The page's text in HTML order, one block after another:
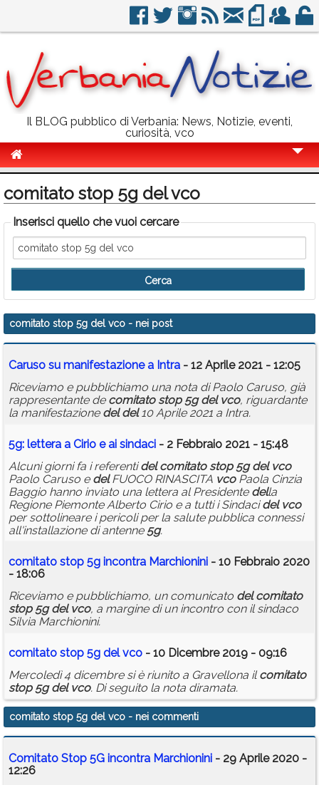
Il BLOG pubblico di Verbania: News, Notizie, eventi,
curiosità, vco
Politica
Sport
Eventi
Info Utili
Rubriche
Calendario
Annunci
comitato stop 5g del vco
Inserisci quello che vuoi cercare
comitato stop 5g del vco - nei post
Caruso su manifestazione a Intra - 12 Aprile 2021 - 12:05
Riceviamo e pubblichiamo una nota di Paolo Caruso, già
rappresentante de comitato stop 5g del vco, riguardante
la manifestazione del del10 Aprile 2021 a Intra.
5g: lettera a Cirio e ai sindaci - 2 Febbraio 2021 - 15:48
Alcuni giorni fa i referentidel comitato stop 5g del vco
Paolo Caruso e delFUOCO RINASCITA vcoPaola Cinzia
Baggio hanno inviato una lettera al Presidente della
Regione Piemonte Alberto Cirio e a tutti i Sindacidel vco
per sottolineare i pericoli per la salute pubblica connessi
all'installazione di antenne5g.
comitato stop 5g incontra Marchionini - 10 Febbraio 2020
- 18:06
Riceviamo e pubblichiamo, un comunicato del comitato
stop 5g del vco, a margine di un incontro con il sindaco
Silvia Marchionini.
comitato stop 5g del vco - 10 Dicembre 2019 - 09:16
Mercoledì 4 dicembre si è riunito a Gravellona ilcomitato
stop 5g del vco. Di seguito la nota diramata.
comitato stop 5g del vco - nei commenti
Comitato Stop 5G incontra Marchionini - 29 Aprile 2020 -
12:26